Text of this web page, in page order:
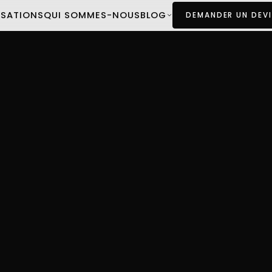
QUI SOMMES-NOUSBLOG DEMANDER UN